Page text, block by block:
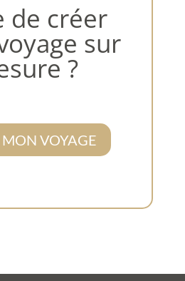
de créer
sur
?
MON VOYAGE